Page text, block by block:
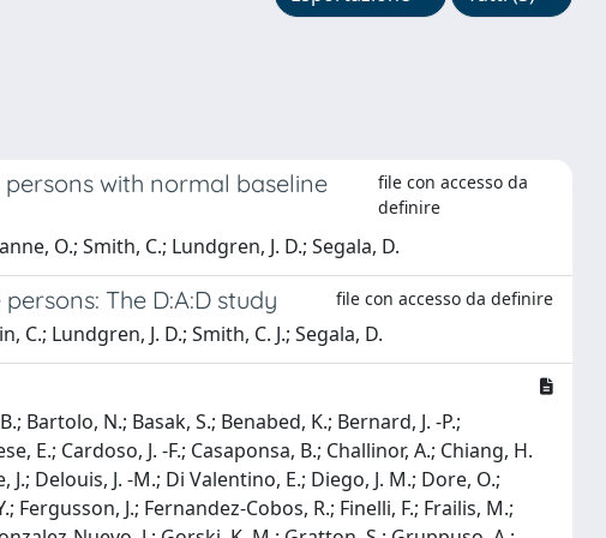
with normal baseline
file con accesso da
definire
O.; Smith, C.; Lundgren, J. D.; Segala, D.
The D:A:D study file con accesso da definire
C.; Lundgren, J. D.; Smith, C. J.; Segala, D.
Bartolo, N.; Basak, S.; Benabed, K.; Bernard, J. -P.;
E.; Cardoso, J. -F.; Casaponsa, B.; Challinor, A.; Chiang, H.
Delouis, J. -M.; Di Valentino, E.; Diego, J. M.; Dore, O.;
Fergusson, J.; Fernandez-Cobos, R.; Finelli, F.; Frailis, M.;